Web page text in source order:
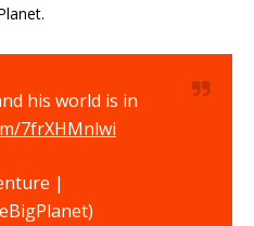
his world is in
7frXHMnlwi
|